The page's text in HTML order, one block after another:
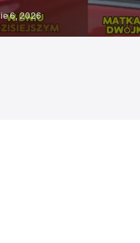
6, 2026